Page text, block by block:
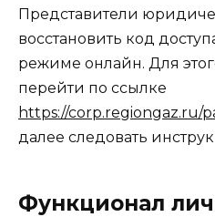
Представители
восстановить код
режиме онлайн. Для
перейти по ссылке
https://corp.regiongaz.ru/
далее следовать
Функционал